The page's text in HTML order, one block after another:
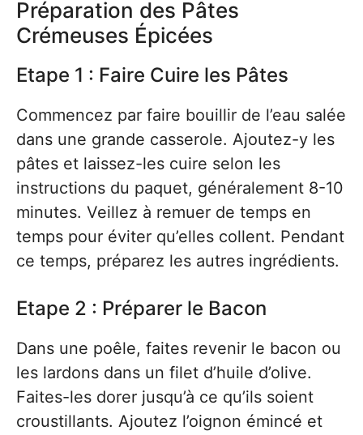
Préparation des Pâtes
Crémeuses Épicées
Etape 1 : Faire Cuire les Pâtes
Commencez par faire bouillir de l’eau salée
dans une grande casserole. Ajoutez-y les
pâtes et laissez-les cuire selon les
instructions du paquet, généralement 8-10
minutes. Veillez à remuer de temps en
temps pour éviter qu’elles collent. Pendant
ce temps, préparez les autres ingrédients.
Etape 2 : Préparer le Bacon
Dans une poêle, faites revenir le bacon ou
les lardons dans un filet d’huile d’olive.
Faites-les dorer jusqu’à ce qu’ils soient
croustillants. Ajoutez l’oignon émincé et